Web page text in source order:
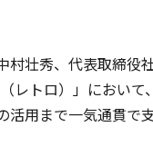
壮秀、代表取締役
レトロ）」におい
用まで一気通貫で